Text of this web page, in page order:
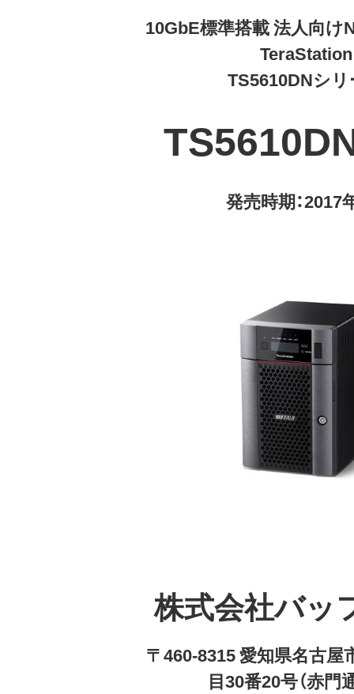
10GbE標準搭載 法人向け
TeraStation
TS5610DNシ
発売時期：2017
株式会社バッ
〒460-8315 愛知県名古屋
目30番20号（赤門